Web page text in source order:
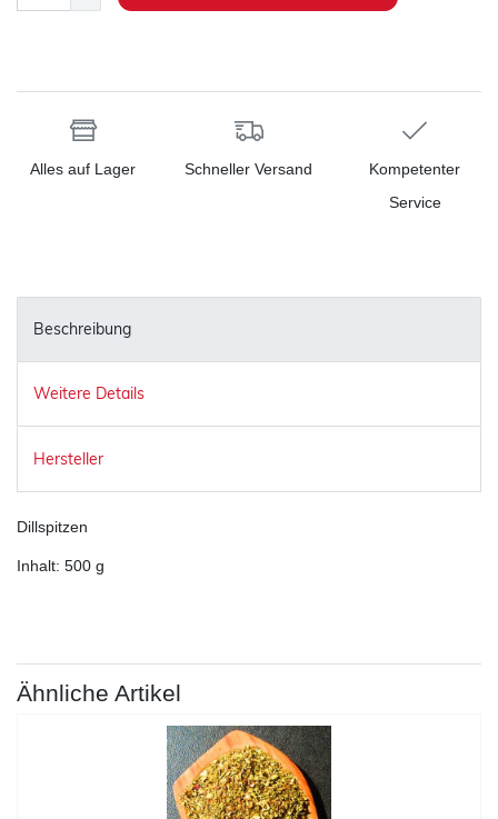
Alles auf Lager Schneller Versand
Kompetenter
Service
Beschreibung
Weitere Details
Hersteller
Dillspitzen
Inhalt: 500 g
Ähnliche Artikel